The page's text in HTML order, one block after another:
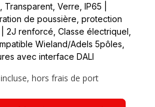
Verre, IP65 |
de poussière, protection
2J renforcé, Classe électriqueI,
Wieland/Adels 5pôles,
avec interface DALI
incluse, hors frais de port